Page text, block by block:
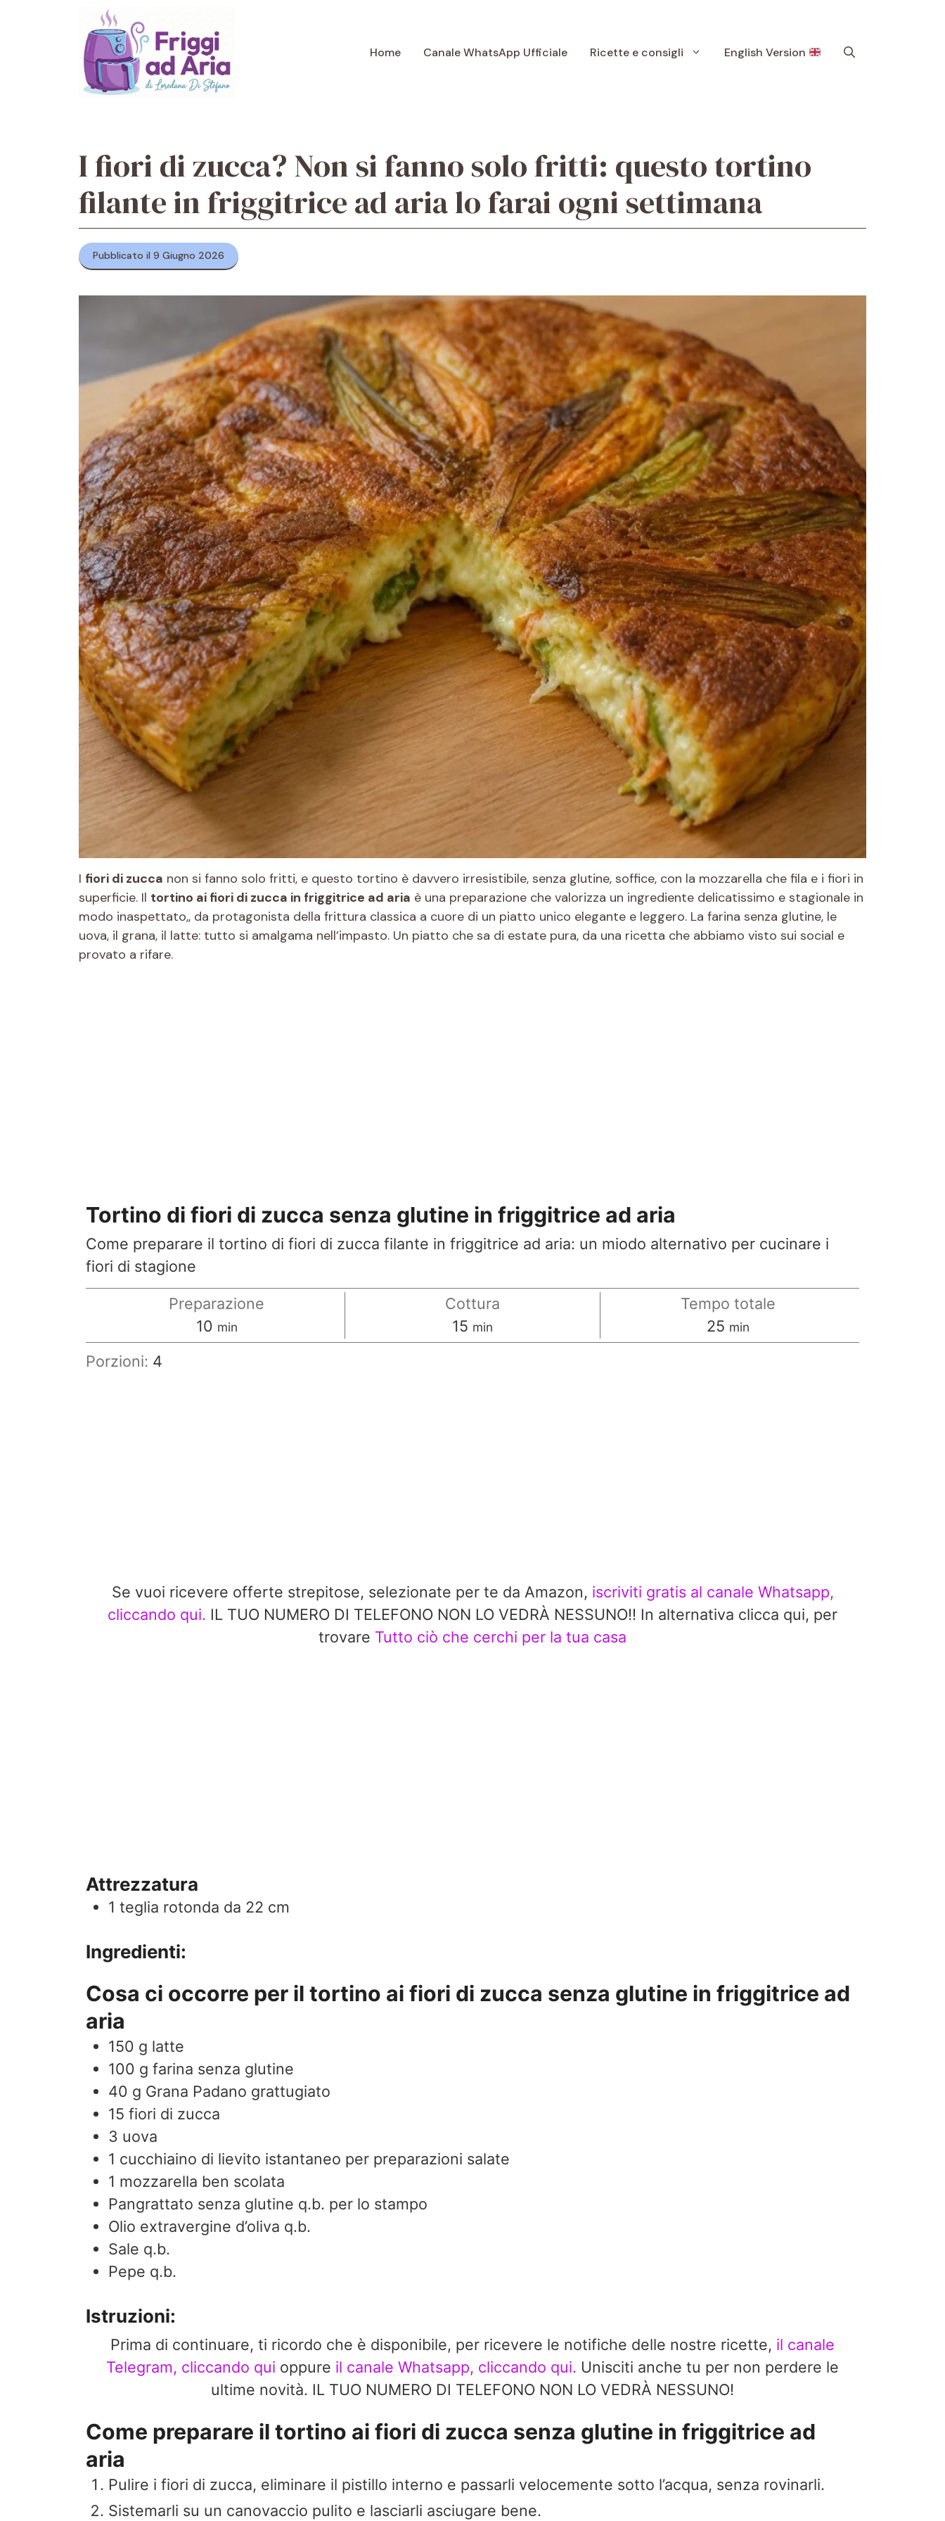
Home Canale WhatsApp Ufficiale Ricette e consigli English Version
I fiori di zucca? Non si fanno solo fritti: questo tortino
filante in friggitrice ad aria lo farai ogni settimana
Pubblicato il 9 Giugno 2026
I fiori di zucca non si fanno solo fritti, e questo tortino è davvero irresistibile, senza glutine, soffice, con la mozzarella che fila e i fiori in
superficie. Il tortino ai fiori di zucca in friggitrice ad aria è una preparazione che valorizza un ingrediente delicatissimo e stagionale in
modo inaspettato,, da protagonista della frittura classica a cuore di un piatto unico elegante e leggero. La farina senza glutine, le
uova, il grana, il latte: tutto si amalgama nell’impasto. Un piatto che sa di estate pura, da una ricetta che abbiamo visto sui social e
provato a rifare.
Tortino di fiori di zucca senza glutine in friggitrice ad aria
Come preparare il tortino di fiori di zucca filante in friggitrice ad aria: un miodo alternativo per cucinare i
fiori di stagione
Preparazione
10minuti
min
Cottura
15 minuti
min
Tempo totale
25 minuti
min
Porzioni: 4
Se vuoi ricevere offerte strepitose, selezionate per te da Amazon, iscriviti gratis al canale Whatsapp,
cliccando qui. IL TUO NUMERO DI TELEFONO NON LO VEDRÀ NESSUNO!! In alternativa clicca qui, per
trovare Tutto ciò che cerchi per la tua casa
Attrezzatura
1 teglia rotonda da 22 cm
Ingredienti:
Cosa ci occorre per il tortino ai fiori di zucca senza glutine in friggitrice ad
aria
150 g latte
100 g farina senza glutine
40 g Grana Padano grattugiato
15 fiori di zucca
3 uova
1 cucchiaino di lievito istantaneo per preparazioni salate
1 mozzarella ben scolata
Pangrattato senza glutine q.b. per lo stampo
Olio extravergine d’oliva q.b.
Sale q.b.
Pepe q.b.
Istruzioni:
Prima di continuare, ti ricordo che è disponibile, per ricevere le notifiche delle nostre ricette, il canale
Telegram, cliccando qui oppure il canale Whatsapp, cliccando qui. Unisciti anche tu per non perdere le
ultime novità. IL TUO NUMERO DI TELEFONO NON LO VEDRÀ NESSUNO!
Come preparare il tortino ai fiori di zucca senza glutine in friggitrice ad
aria
Pulire i fiori di zucca, eliminare il pistillo interno e passarli velocemente sotto l’acqua, senza rovinarli.
Sistemarli su un canovaccio pulito e lasciarli asciugare bene.